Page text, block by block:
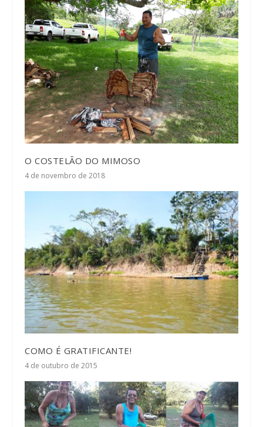
O COSTELÃO DO MIMOSO
4 de novembro de 2018
COMO É GRATIFICANTE!
4 de outubro de 2015